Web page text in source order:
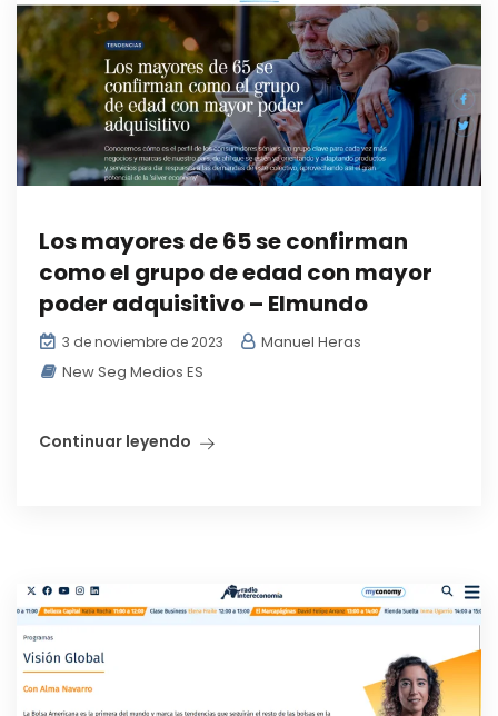
Los mayores de 65 se confirman
como el grupo de edad con mayor
poder adquisitivo – Elmundo
3 de noviembre de 2023
Manuel Heras
New Seg Medios ES
Continuar leyendo